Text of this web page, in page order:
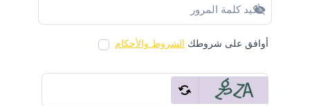
إظهار كلمة المرور
أوافق على شروطك الشروط والأحكام